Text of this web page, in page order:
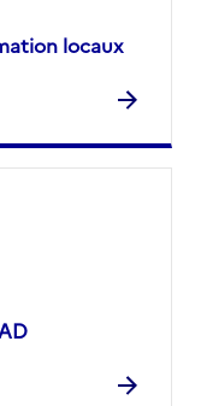
locaux